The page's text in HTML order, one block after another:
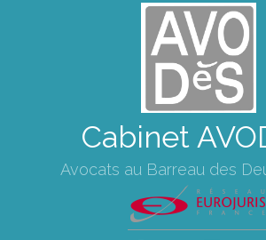
Cabinet
Avocats au Barreau des